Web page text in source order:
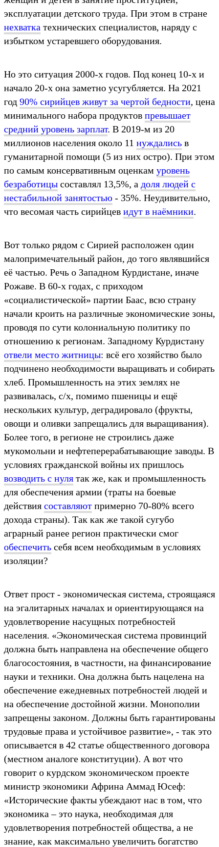
эксплуатации детского труда. При этом в стране
нехватка технических специалистов, наряду с
избытком устаревшего оборудования.
Но это ситуация 2000-х годов. Под конец 10-х и
начало 20-х она заметно усугубляется. На 2021
год 90% сирийцев живут за чертой бедности, цена
минимального набора продуктов превышает
средний уровень зарплат. В 2019-м из 20
миллионов населения около 11 нуждались в
гуманитарной помощи (5 из них остро). При этом
по самым консервативным оценкам уровень
безработицы составлял 13,5%, а доля людей с
нестабильной занятостью - 35%. Неудивительно,
что весомая часть сирийцев идут в наёмники.
Вот только рядом с Сирией расположен один
малопримечательный район, до того являвшийся
её частью. Речь о Западном Курдистане, иначе
Рожаве. В 60-х годах, с приходом
«социалистической» партии Баас, всю страну
начали кроить на различные экономические зоны,
проводя по сути колониальную политику по
отношению к регионам. Западному Курдистану
отвели место житницы: всё его хозяйство было
подчинено необходимости выращивать и собирать
хлеб. Промышленность на этих землях не
развивалась, с/х, помимо пшеницы и ещё
нескольких культур, деградировало (фрукты,
овощи и оливки запрещались для выращивания).
Более того, в регионе не строились даже
мукомольни и нефтеперерабатывающие заводы. В
условиях гражданской войны их пришлось
возводить с нуля так же, как и промышленность
для обеспечения армии (траты на боевые
действия составляют примерно 70-80% всего
дохода страны). Так как же такой сугубо
аграрный ранее регион практически смог
обеспечить себя всем необходимым в условиях
изоляции?
Ответ прост - экономическая система, строящаяся
на эгалитарных началах и ориентирующаяся на
удовлетворение насущных потребностей
населения. «Экономическая система провинций
должна быть направлена на обеспечение общего
благосостояния, в частности, на финансирование
науки и техники. Она должна быть нацелена на
обеспечение ежедневных потребностей людей и
на обеспечение достойной жизни. Монополии
запрещены законом. Должны быть гарантированы
трудовые права и устойчивое развитие», - так это
описывается в 42 статье общественного договора
(местном аналоге конституции). А вот что
говорит о курдском экономическом проекте
министр экономики Африна Аммад Юсеф:
«Исторические факты убеждают нас в том, что
экономика – это наука, необходимая для
удовлетворения потребностей общества, а не
знание, как максимально увеличить богатство